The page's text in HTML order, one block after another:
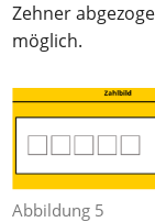
Zehner
möglich.
Abbildung 5